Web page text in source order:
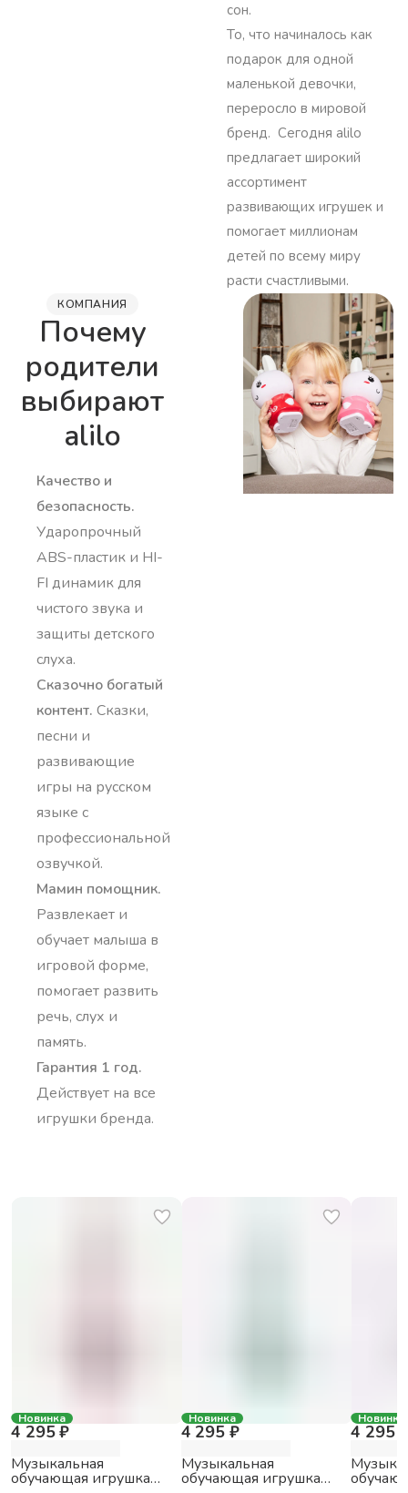
сон.
То, что начиналось как
подарок для одной
маленькой девочки,
переросло в мировой
бренд. Сегодня alilo
предлагает широкий
ассортимент
развивающих игрушек и
помогает миллионам
детей по всему миру
расти счастливыми.
КОМПАНИЯ
Почему
родители
выбирают
alilo
Качество и
безопасность.
Ударопрочный
ABS-пластик и HI-
FI динамик для
чистого звука и
защиты детского
слуха.
Сказочно богатый
контент. Сказки,
песни и
развивающие
игры на русском
языке с
профессиональной
озвучкой.
Мамин помощник.
Развлекает и
обучает малыша в
игровой форме,
помогает развить
речь, слух и
память.
Гарантия 1 год.
Действует на все
игрушки бренда.
Новинка
4 295 ₽
Музыкальная
обучающая игрушка
Новинка
4 295 ₽
Музыкальная
обучающая игрушка
Новинка
4 295